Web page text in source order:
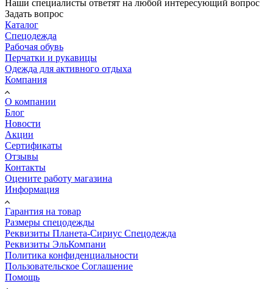
Наши специалисты ответят на любой интересующий вопрос
Задать вопрос
Каталог
Спецодежда
Рабочая обувь
Перчатки и рукавицы
Одежда для активного отдыха
Компания
О компании
Блог
Новости
Акции
Сертификаты
Отзывы
Контакты
Оцените работу магазина
Информация
Гарантия на товар
Размеры спецодежды
Реквизиты Планета-Сириус Спецодежда
Реквизиты ЭльКомпани
Политика конфиденциальности
Пользовательское Соглашение
Помощь